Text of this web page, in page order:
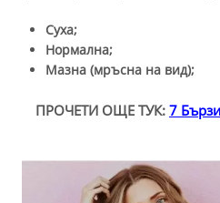
Суха;
Нормална;
Мазна (мръсна на вид);
ПРОЧЕТИ ОЩЕ ТУК: 7